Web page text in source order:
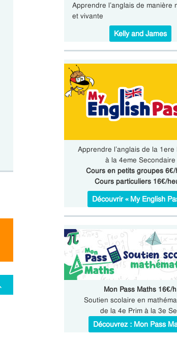
Apprendre l’anglais de manière
et vivante
Kelly and James
Apprendre l’anglais de la 1ere
à la 4eme Secondaire
Cours en petits groupes
Cours particuliers 16€/
Découvrir « My English
Mon Pass Maths 16€/h
Soutien scolaire en
de la 4e Prim à la 3e
Découvrez : Mon Pass